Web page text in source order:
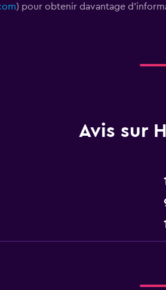
) pour obtenir davantage
Avis sur